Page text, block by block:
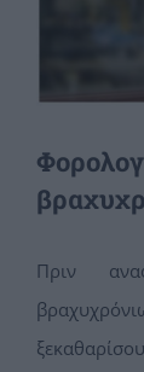
Πριν